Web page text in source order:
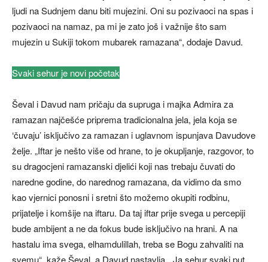
ljudi na Sudnjem danu biti mujezini. Oni su pozivaoci na spas i
pozivaoci na namaz, pa mi je zato još i važnije što sam
mujezin u Sukiji tokom mubarek ramazana“, dodaje Davud.
Svaki sehur je novi početak
Ševal i Davud nam pričaju da supruga i majka Admira za
ramazan najčešće priprema tradicionalna jela, jela koja se
‘čuvaju’ isključivo za ramazan i uglavnom ispunjava Davudove
želje. „Iftar je nešto više od hrane, to je okupljanje, razgovor, to
su dragocjeni ramazanski djelići koji nas trebaju čuvati do
naredne godine, do narednog ramazana, da vidimo da smo
kao vjernici ponosni i sretni što možemo okupiti rodbinu,
prijatelje i komšije na iftaru. Da taj iftar prije svega u percepiji
bude ambijent a ne da fokus bude isključivo na hrani. A na
hastalu ima svega, elhamdulillah, treba se Bogu zahvaliti na